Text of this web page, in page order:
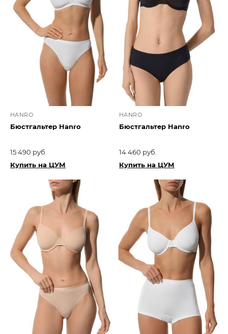
HANRO
Бюстгальтер Hanro
15 490 руб.
Купить на ЦУМ
HANRO
Бюстгальтер Hanro
14 460 руб.
Купить на ЦУМ